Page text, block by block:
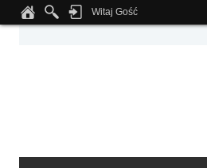
Notice: Undefined index: tapatalk_body_hook in
Witaj Gość